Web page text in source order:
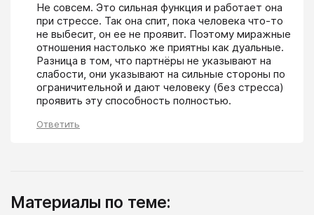
Не совсем. Это сильная функция и работает она
при стрессе. Так она спит, пока человека что-то
не выбесит, он ее не проявит. Поэтому миражные
отношения настолько же приятны как дуальные.
Разница в том, что партнёры не указывают на
слабости, они указывают на сильные стороны по
ограничительной и дают человеку (без стресса)
проявить эту способность полностью.
Ответить
Материалы по теме: